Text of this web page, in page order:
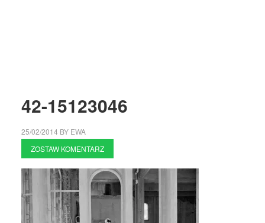
42-15123046
25/02/2014 BY EWA
ZOSTAW KOMENTARZ